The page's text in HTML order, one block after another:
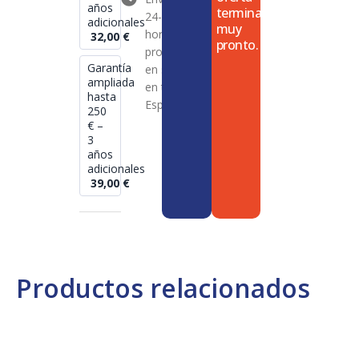
Productos relacionados
años
adicionales
32,00 €
Garantía
ampliada
hasta
250
€ –
3
años
adicionales
39,00 €
24-72
horas en
productos
en stock
en toda
España
termina
muy
pronto.